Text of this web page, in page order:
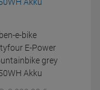
ben-e-bike
E-Power
grey
Akku